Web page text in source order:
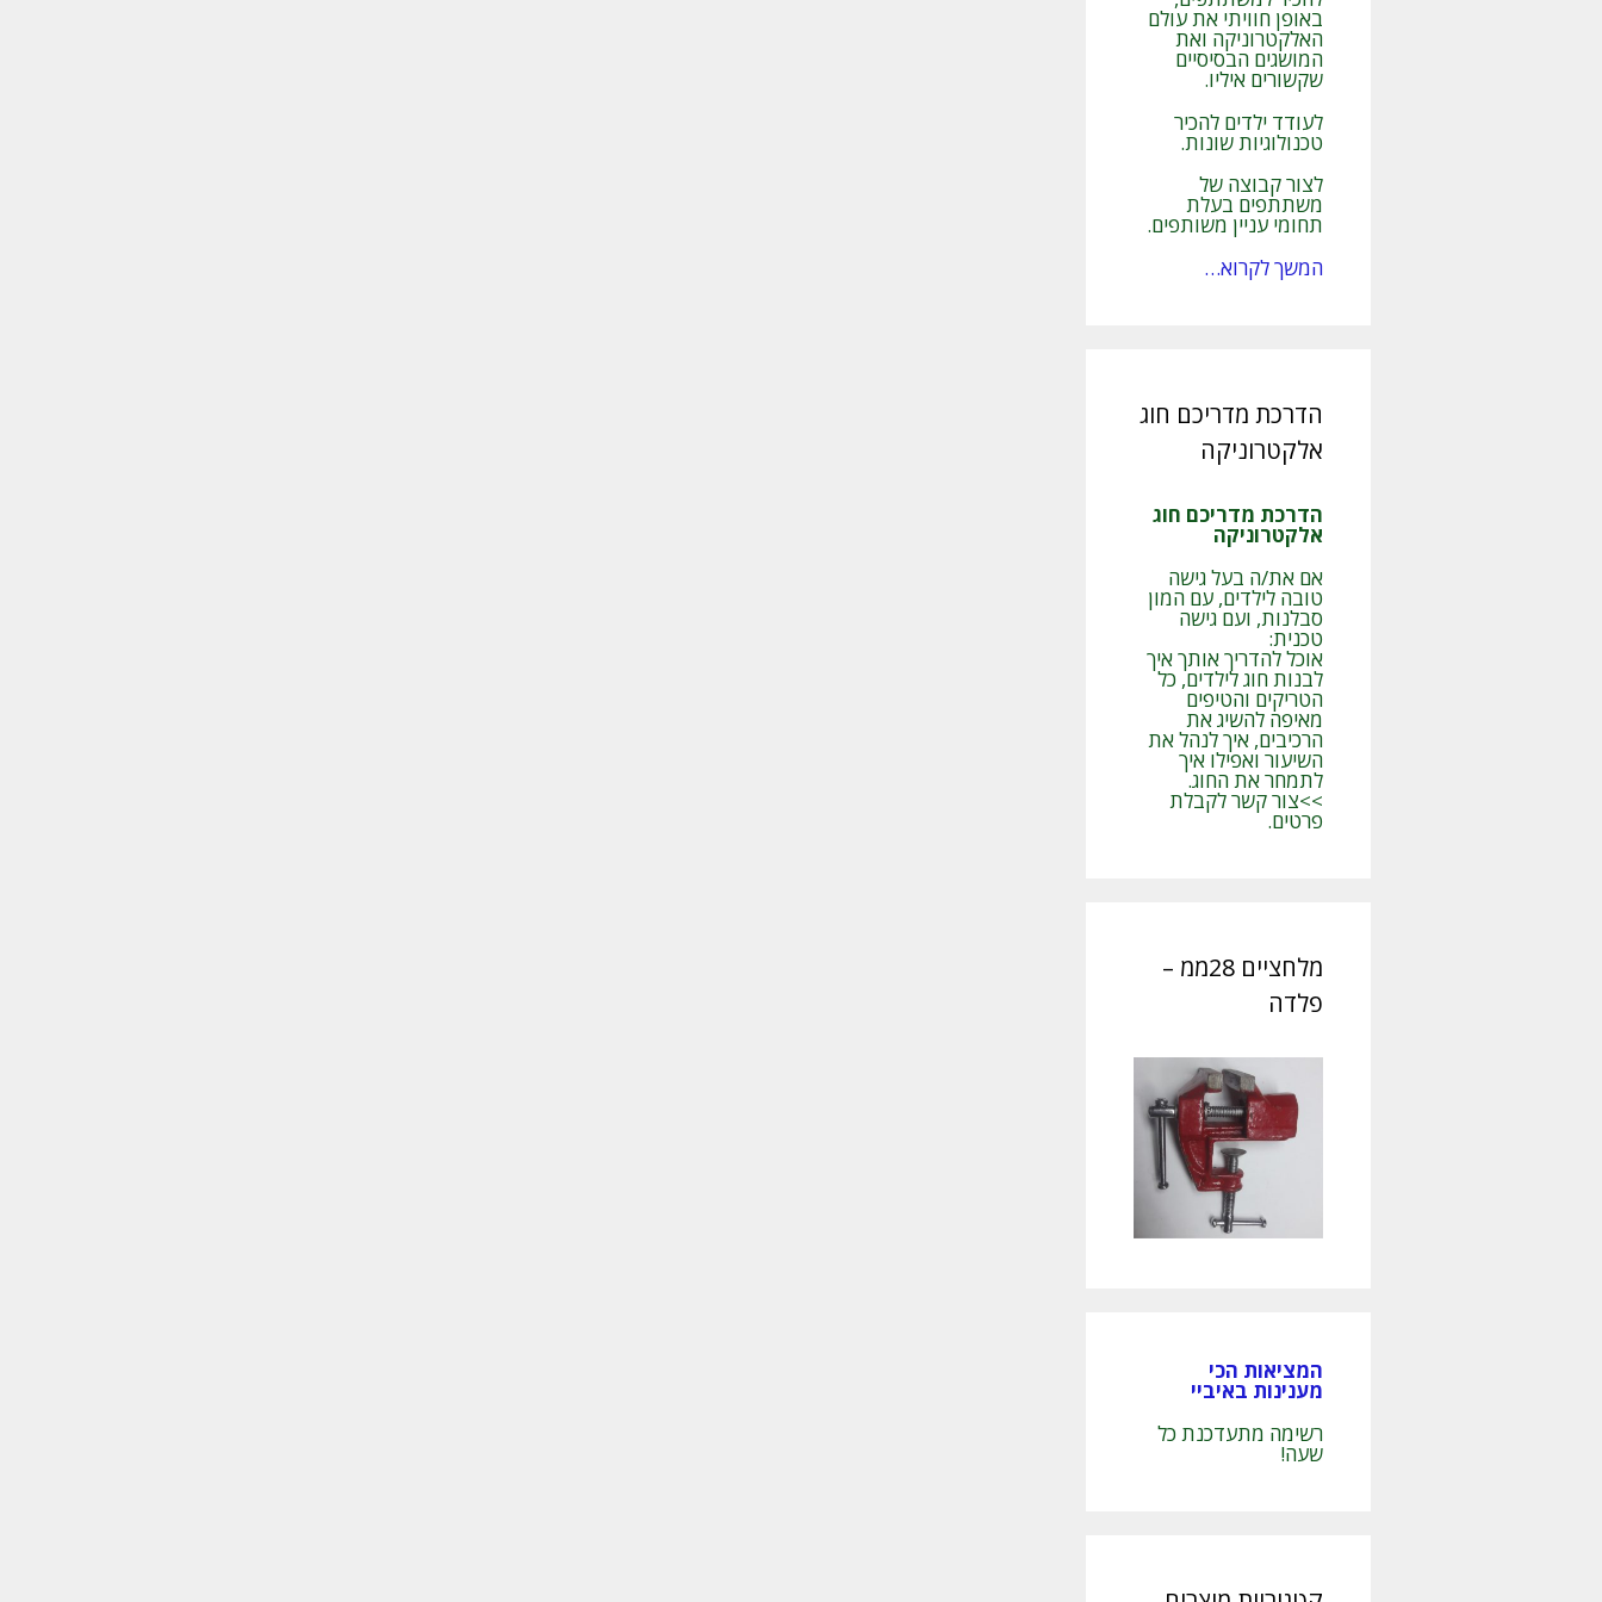
באופן חוויתי את עולם
האלקטרוניקה ואת
המושגים הבסיסיים
שקשורים איליו.
לעודד ילדים להכיר
טכנולוגיות שונות.
לצור קבוצה של
משתתפים בעלת
תחומי עניין משותפים.
המשך לקרוא…
הדרכת מדריכם חוג
אלקטרוניקה
הדרכת מדריכם חוג
אלקטרוניקה
אם את/ה בעל גישה
טובה לילדים, עם המון
סבלנות, ועם גישה
טכנית:
אוכל להדריך אותך איך
לבנות חוג לילדים, כל
הטריקים והטיפים
מאיפה להשיג את
הרכיבים, איך לנהל את
השיעור ואפילו איך
לתמחר את החוג.
>>צור קשר לקבלת
פרטים.
מלחציים 28ממ –
פלדה
המציאות הכי
מענינות באיביי
רשימה מתעדכנת כל
שעה!